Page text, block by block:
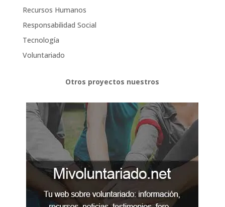
Recursos Humanos
Responsabilidad Social
Tecnología
Voluntariado
Otros proyectos nuestros